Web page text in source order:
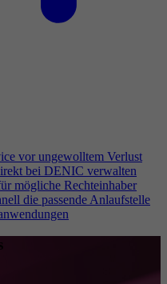
vor ungewolltem Verlust
bei DENIC verwalten
mögliche Rechteinhaber
die passende Anlaufstelle